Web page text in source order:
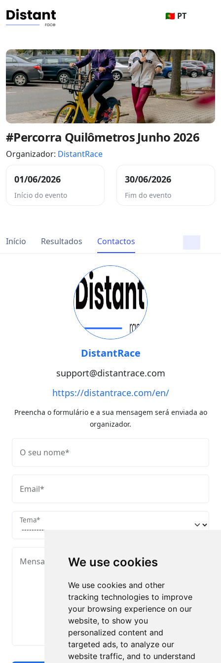
We use cookies
We use cookies and other
tracking technologies to improve
your browsing experience on our
website, to show you
personalized content and
targeted ads, to analyze our
website traffic, and to understand
🇵🇹 PT
#Percorra Quilômetros Junho 2026
Organizador: DistantRace
01/06/2026
Início do evento
30/06/2026
Fim do evento
Início Resultados Contactos
DistantRace
support@distantrace.com
https://distantrace.com/en/
Preencha o formulário e a sua mensagem será enviada ao
organizador.
O seu nome*
Email*
Tema*
Mensagem